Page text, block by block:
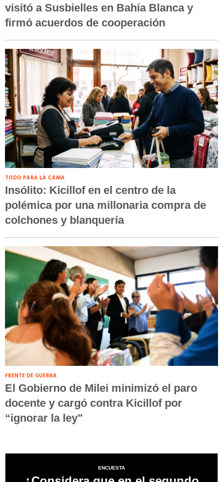
visitó a Susbielles en Bahía Blanca y
firmó acuerdos de cooperación
TODO PARA LA CAMA
Insólito: Kicillof en el centro de la
polémica por una millonaria compra de
colchones y blanquería
FRENTE DE GUERRA
El Gobierno de Milei minimizó el paro
docente y cargó contra Kicillof por
“ignorar la ley"
ENCUESTA